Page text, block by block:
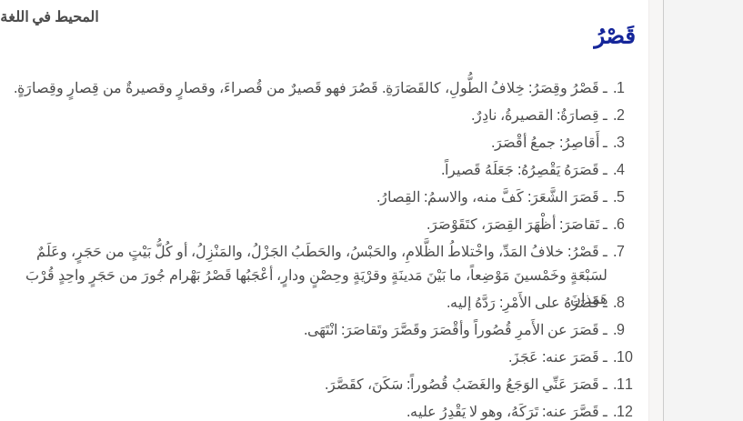
المحيط في اللغة
قَصْرُ
ـ قَصْرُ وقِصَرُ: خِلافُ الطُّولِ، كالقَصَارَةِ. قَصُرَ فهو قَصيرٌ من قُصراءَ، وقصارٍ وقصيرةٌ من قِصارٍ وقِصارَةٍ.
ـ قِصارَةُ: القصيرةُ، نادِرٌ.
ـ أَقاصِرُ: جمعُ أقْصَرَ.
ـ قَصَرَهُ يَقْصِرُهُ: جَعَلَهُ قَصيراً.
ـ قَصَرَ الشَّعَرَ: كَفَّ منه، والاسمُ: القِصارُ.
ـ تَقاصَرَ: أظْهَرَ القِصَرَ، كتَقَوْصَرَ.
ـ قَصْرُ: خلافُ المَدِّ، واخْتلاطُ الظَّلامِ، والحَبْسُ، والحَطَبُ الجَزْلُ، والمَنْزِلُ، أو كُلُّ بَيْتٍ من حَجَرٍ، وعَلَمٌ
لسَبْعَةٍ وخَمْسينَ مَوْضِعاً، ما بَيْنَ مَدينَةٍ وقرْيَةٍ وحِصْنٍ ودارٍ، أعْجَبُها قَصْرُ بَهْرام جُورَ من حَجَرٍ واحِدٍ قُرْبَ
هَمَذانَ.
ـ قَصَرَهُ على الأَمْرِ: رَدَّهُ إليه.
ـ قَصَرَ عن الأَمرِ قُصُوراً وأقْصَرَ وقَصَّرَ وتَقاصَرَ: انْتَهَى.
ـ قَصَرَ عنه: عَجَزَ.
ـ قَصَرَ عَنِّي الوَجَعُ والغَضَبُ قُصُوراً: سَكَنَ، كقَصَّرَ.
ـ قَصَّرَ عنه: تَرَكَهُ، وهو لا يَقْدِرُ عليه.